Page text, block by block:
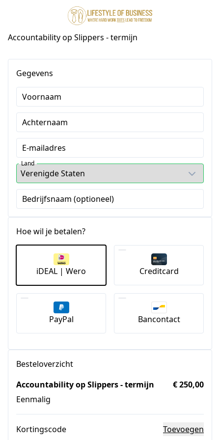
Accountability op Slippers - termijn
Gegevens
Voornaam
Achternaam
E-mailadres
Land
Bedrijfsnaam (optioneel)
Hoe wil je betalen?
iDEAL | Wero Creditcard
PayPal Bancontact
Besteloverzicht
Accountability op Slippers - termijn
Eenmalig
€ 250,00
Kortingscode Toevoegen